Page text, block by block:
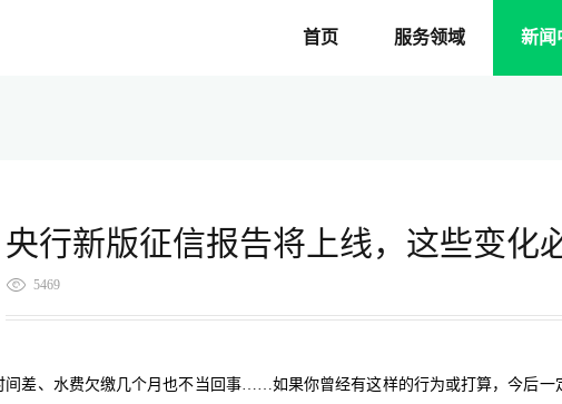
首页 服务领域 新闻
央行新版征信报告将上线，这些变化
5469
差、水费欠缴几个月也不当回事……如果你曾经有这样的行为或打算，今后一